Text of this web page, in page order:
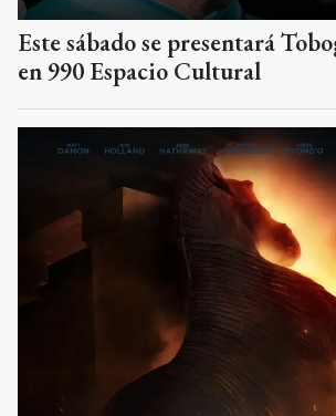
Este sábado se presentará
en 990 Espacio Cultural